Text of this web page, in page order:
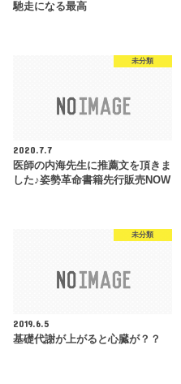
馳走になる最高
未分類
2020.7.7
医師の内海先生に推薦文を頂きま
した♪姿勢革命書籍先行販売NOW
未分類
2019.6.5
基礎代謝が上がると心臓が？？